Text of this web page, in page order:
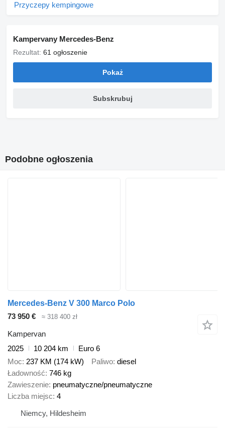
Przyczepy kempingowe
Kampervany Mercedes-Benz
Rezultat: 61 ogłoszenie
Pokaż
Subskrubuj
Podobne ogłoszenia
Mercedes-Benz V 300 Marco Polo
73 950 €
≈ 318 400 zł
Kampervan
2025
10 204 km
Euro 6
Moc 237 KM (174 kW) Paliwo diesel
Ładowność 746 kg
Zawieszenie pneumatyczne/pneumatyczne
Liczba miejsc 4
Niemcy, Hildesheim